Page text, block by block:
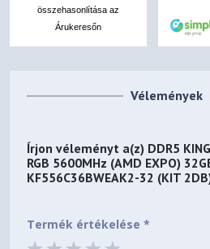
összehasonlítása az
Árukeresőn
Vélemények
Írjon véleményt a(z) DDR5
RGB 5600MHz (AMD EXPO)
KF556C36BWEAK2-32 (KIT
Termék értékelése *